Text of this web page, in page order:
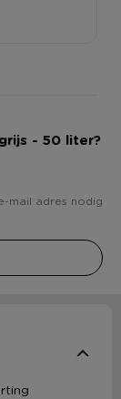
- 50 liter?
mail adres nodig